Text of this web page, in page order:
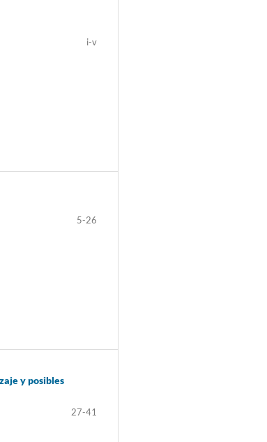
i-v
5-26
y posibles
27-41